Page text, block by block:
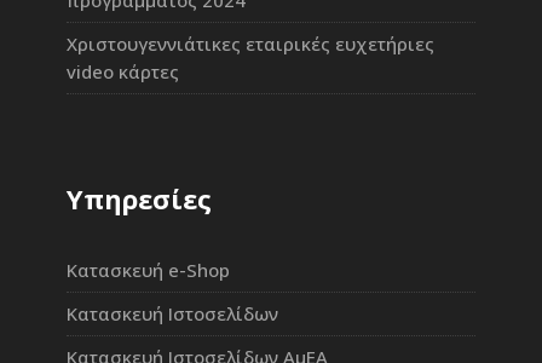
Χριστουγεννιάτικες εταιρικές ευχετήριες
video κάρτες
Υπηρεσίες
Κατασκευή e-Shop
Κατασκευή Ιστοσελίδων
Κατασκευή Ιστοσελίδων ΑμΕΑ